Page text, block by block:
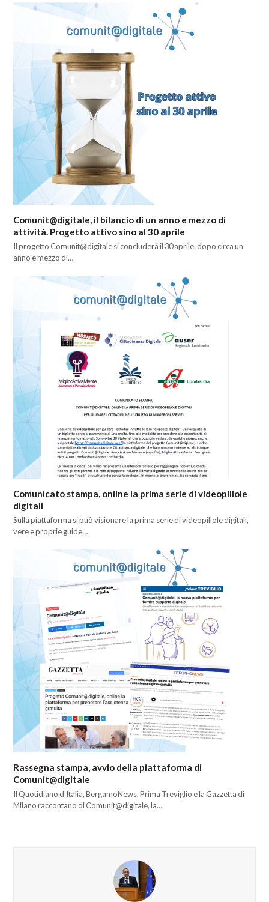
Comunit@digitale, il bilancio di un anno e mezzo di
attività. Progetto attivo sino al 30 aprile
Il progetto Comunit@digitale si concluderà il 30 aprile, dopo circa un
anno e mezzo di…
Comunicato stampa, online la prima serie di videopillole
digitali
Sulla piattaforma si può visionare la prima serie di videopillole digitali,
vere e proprie guide…
Rassegna stampa, avvio della piattaforma di
Comunit@digitale
Il Quotidiano d'Italia, BergamoNews, Prima Treviglio e la Gazzetta di
Milano raccontano di Comunit@digitale, la…